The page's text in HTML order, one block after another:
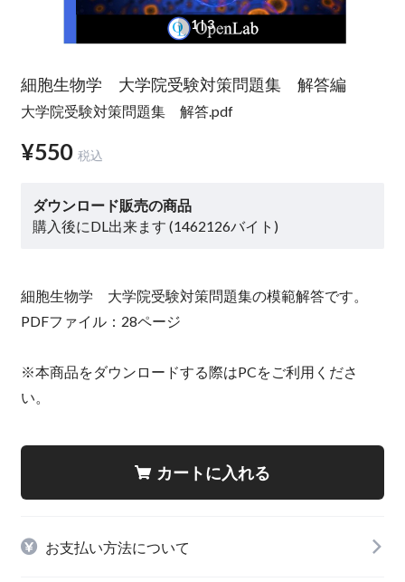
1| 3
細胞生物学 大学院受験対策問題集 解答編
大学院受験対策問題集 解答.pdf
¥550 税込
ダウンロード販売の商品
購入後にDL出来ます (1462126バイト)
細胞生物学 大学院受験対策問題集の模範解答です。
PDFファイル：28ページ
※本商品をダウンロードする際はPCをご利用くださ
い。
カートに入れる
お支払い方法について